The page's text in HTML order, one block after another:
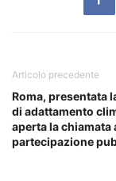
Articolo precedente
Roma, presentata
di adattamento
aperta la chiamata
partecipazione